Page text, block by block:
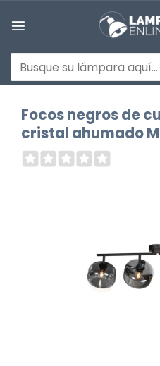
Buscar
por:
Focos negros de
cristal ahumado